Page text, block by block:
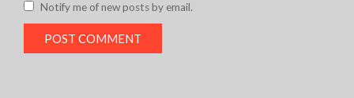
Notify me of new posts by email.